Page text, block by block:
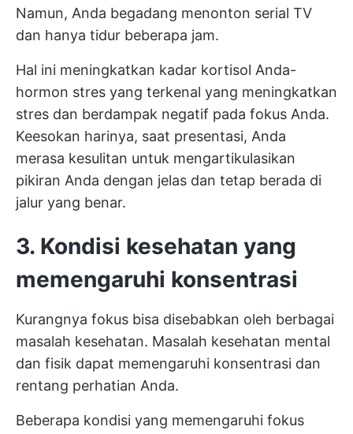
Namun, Anda begadang menonton serial TV
dan hanya tidur beberapa jam.
Hal ini meningkatkan kadar kortisol Anda-
hormon stres yang terkenal yang meningkatkan
stres dan berdampak negatif pada fokus Anda.
Keesokan harinya, saat presentasi, Anda
merasa kesulitan untuk mengartikulasikan
pikiran Anda dengan jelas dan tetap berada di
jalur yang benar.
3. Kondisi kesehatan yang
memengaruhi konsentrasi
Kurangnya fokus bisa disebabkan oleh berbagai
masalah kesehatan. Masalah kesehatan mental
dan fisik dapat memengaruhi konsentrasi dan
rentang perhatian Anda.
Beberapa kondisi yang memengaruhi fokus